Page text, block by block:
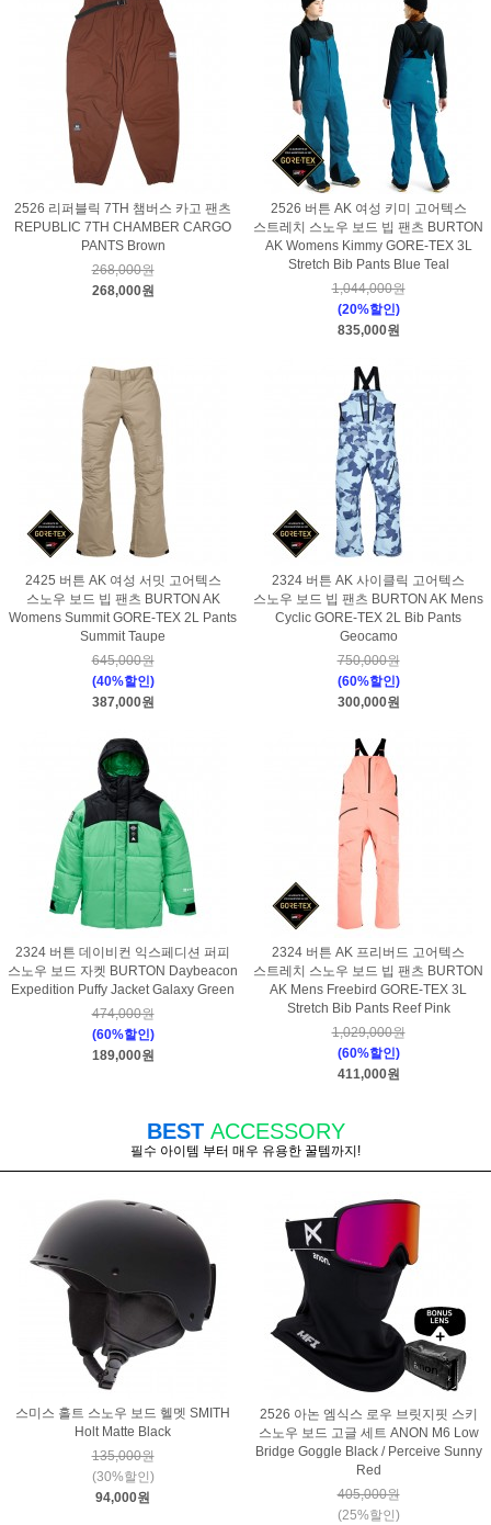
2526 리퍼블릭 7TH 챔버스 카고 팬츠
REPUBLIC 7TH CHAMBER CARGO
PANTS Brown
268,000원
268,000원
2526 버튼 AK 여성 키미 고어텍스
스트레치 스노우 보드 빕 팬츠 BURTON
AK Womens Kimmy GORE-TEX 3L
Stretch Bib Pants Blue Teal
1,044,000원
(20%할인)
835,000원
2425 버튼 AK 여성 서밋 고어텍스
스노우 보드 빕 팬츠 BURTON AK
Womens Summit GORE-TEX 2L Pants
Summit Taupe
645,000원
(40%할인)
387,000원
2324 버튼 AK 사이클릭 고어텍스
스노우 보드 빕 팬츠 BURTON AK Mens
Cyclic GORE-TEX 2L Bib Pants
Geocamo
750,000원
(60%할인)
300,000원
2324 버튼 데이비컨 익스페디션 퍼피
스노우 보드 자켓 BURTON Daybeacon
Expedition Puffy Jacket Galaxy Green
474,000원
(60%할인)
189,000원
2324 버튼 AK 프리버드 고어텍스
스트레치 스노우 보드 빕 팬츠 BURTON
AK Mens Freebird GORE-TEX 3L
Stretch Bib Pants Reef Pink
1,029,000원
(60%할인)
411,000원
BEST ACCESSORY
필수 아이템 부터 매우 유용한 꿀템까지!
스미스 홀트 스노우 보드 헬멧 SMITH
Holt Matte Black
135,000원
(30%할인)
94,000원
2526 아논 엠식스 로우 브릿지핏 스키
스노우 보드 고글 세트 ANON M6 Low
Bridge Goggle Black / Perceive Sunny
Red
405,000원
(25%할인)